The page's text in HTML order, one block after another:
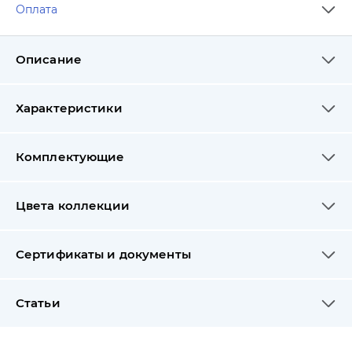
Оплата
Описание
Характеристики
Комплектующие
Цвета коллекции
Сертификаты и документы
Статьи